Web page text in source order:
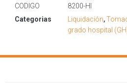
CODIGO
8200-HI
Categorias
Liquidación,
grado hospital